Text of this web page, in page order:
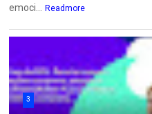
emoci... Readmore
3